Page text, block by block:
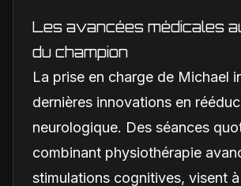
Les avancées médicales
du champion
La prise en charge de Michael
dernières innovations en
neurologique. Des séances
combinant physiothérapie
stimulations cognitives, visent